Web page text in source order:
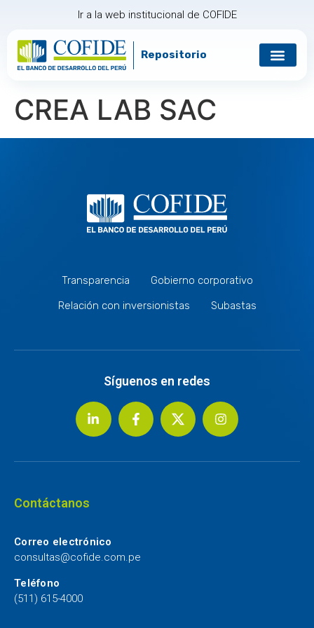
Ir a la web institucional de COFIDE
Repositorio
CREA LAB SAC
Transparencia
Gobierno corporativo
Relación con inversionistas
Subastas
Síguenos en redes
Contáctanos
Correo electrónico
consultas@cofide.com.pe
Teléfono
(511) 615-4000